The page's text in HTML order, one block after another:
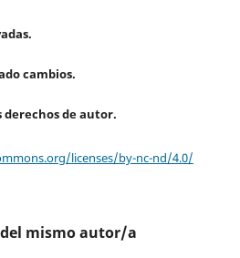
cambios.
derechos de autor.
licenses/by-nc-nd/4.0/
mismo autor/a